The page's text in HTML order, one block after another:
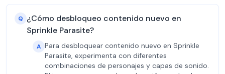
Q ¿Cómo desbloqueo contenido nuevo en
Sprinkle Parasite?
A Para desbloquear contenido nuevo en Sprinkle
Parasite, experimenta con diferentes
combinaciones de personajes y capas de sonido.